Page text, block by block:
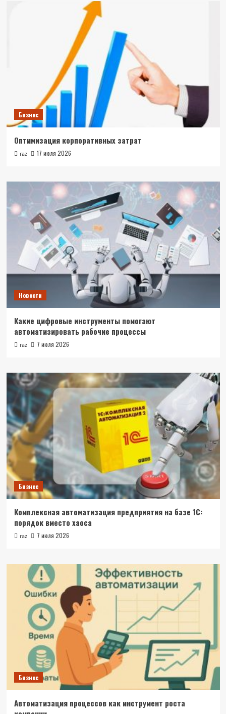
Бизнес
Оптимизация корпоративных затрат
raz 17 июля 2026
Новости
Какие цифровые инструменты помогают
автоматизировать рабочие процессы
raz 7 июля 2026
Бизнес
Комплексная автоматизация предприятия на базе 1С:
порядок вместо хаоса
raz 7 июля 2026
Бизнес
Автоматизация процессов как инструмент роста